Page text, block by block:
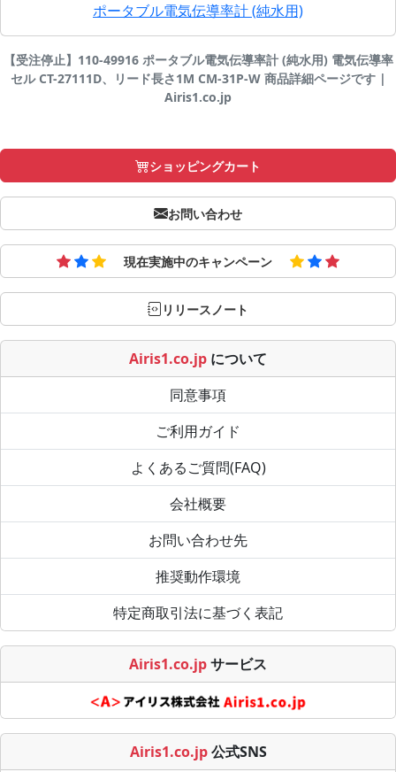
ポータブル電気伝導率計 (純水用)
【受注停止】110-49916 ポータブル電気伝導率計 (純水用) 電気伝導率
セル CT-27111D、リード長さ1M CM-31P-W 商品詳細ページです |
Airis1.co.jp
ショッピングカート
お問い合わせ
現在実施中のキャンペーン
リリースノート
Airis1.co.jp について
同意事項
ご利用ガイド
よくあるご質問(FAQ)
会社概要
お問い合わせ先
推奨動作環境
特定商取引法に基づく表記
Airis1.co.jpサービス
Airis1.co.jp 公式SNS